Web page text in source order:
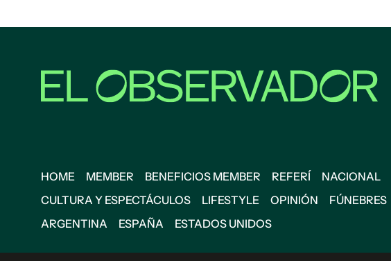
HOME MEMBER BENEFICIOS MEMBER REFERÍ NACIONAL
CULTURA Y ESPECTÁCULOS
LIFESTYLE OPINIÓN FÚNEBRES
ARGENTINA
ESPAÑA ESTADOS UNIDOS